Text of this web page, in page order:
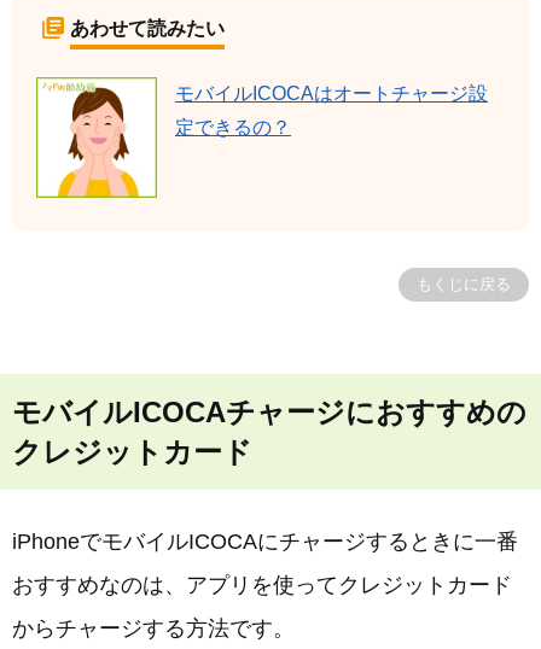
あわせて読みたい
モバイルICOCAはオートチャージ設
定できるの？
もくじに戻る
モバイルICOCAチャージにおすすめの
クレジットカード
iPhoneでモバイルICOCAにチャージするときに一番
おすすめなのは、アプリを使ってクレジットカード
からチャージする方法です。